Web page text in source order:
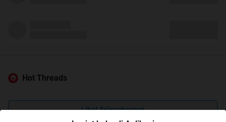
Hot Threads
Lihat Selengkapnya